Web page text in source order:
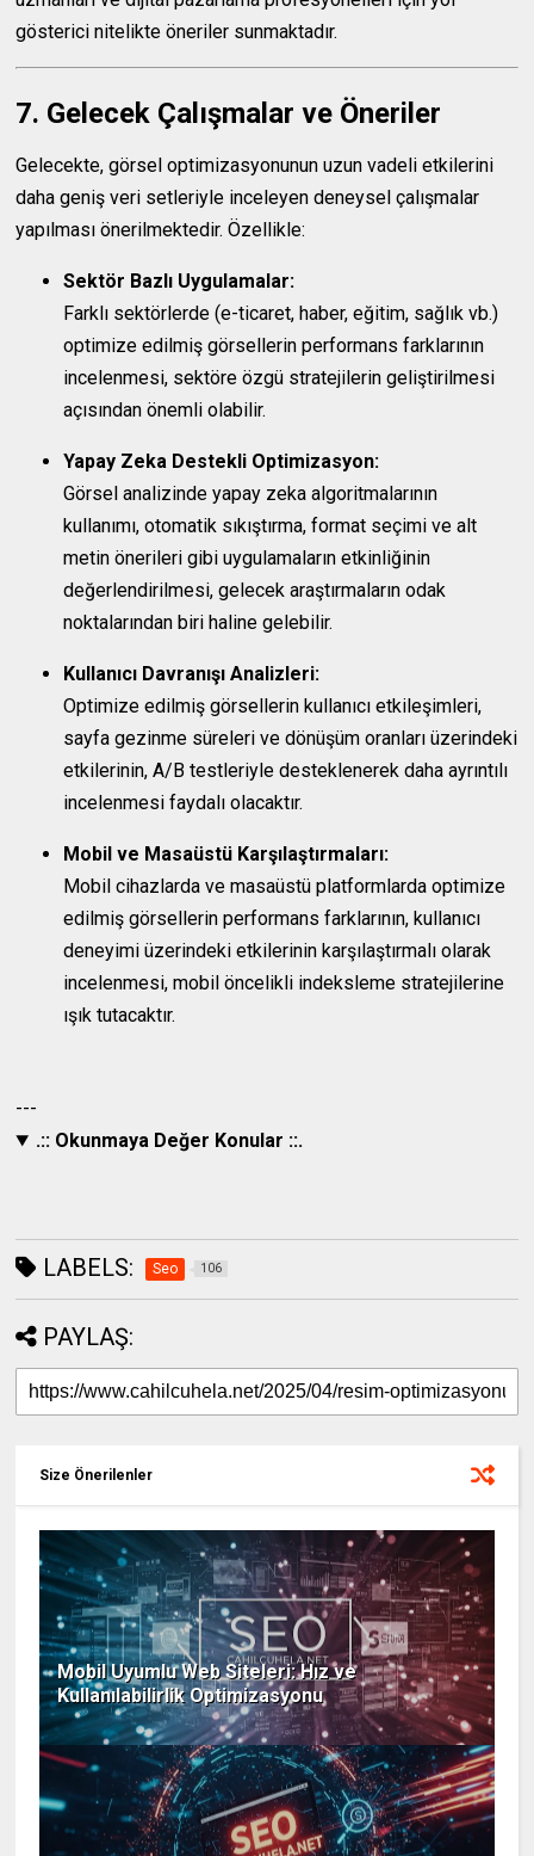
gösterici nitelikte öneriler sunmaktadır.
7. Gelecek Çalışmalar ve Öneriler
Gelecekte, görsel optimizasyonunun uzun vadeli etkilerini
daha geniş veri setleriyle inceleyen deneysel çalışmalar
yapılması önerilmektedir. Özellikle:
Sektör Bazlı Uygulamalar:
Farklı sektörlerde (e-ticaret, haber, eğitim, sağlık vb.)
optimize edilmiş görsellerin performans farklarının
incelenmesi, sektöre özgü stratejilerin geliştirilmesi
açısından önemli olabilir.
Yapay Zeka Destekli Optimizasyon:
Görsel analizinde yapay zeka algoritmalarının
kullanımı, otomatik sıkıştırma, format seçimi ve alt
metin önerileri gibi uygulamaların etkinliğinin
değerlendirilmesi, gelecek araştırmaların odak
noktalarından biri haline gelebilir.
Kullanıcı Davranışı Analizleri:
Optimize edilmiş görsellerin kullanıcı etkileşimleri,
sayfa gezinme süreleri ve dönüşüm oranları üzerindeki
etkilerinin, A/B testleriyle desteklenerek daha ayrıntılı
incelenmesi faydalı olacaktır.
Mobil ve Masaüstü Karşılaştırmaları:
Mobil cihazlarda ve masaüstü platformlarda optimize
edilmiş görsellerin performans farklarının, kullanıcı
deneyimi üzerindeki etkilerinin karşılaştırmalı olarak
incelenmesi, mobil öncelikli indeksleme stratejilerine
ışık tutacaktır.
---
.:: Okunmaya Değer Konular ::.
LABELS: Seo 106
PAYLAŞ:
Size Önerilenler
Mobil Uyumlu Web Siteleri: Hız ve
Kullanılabilirlik Optimizasyonu